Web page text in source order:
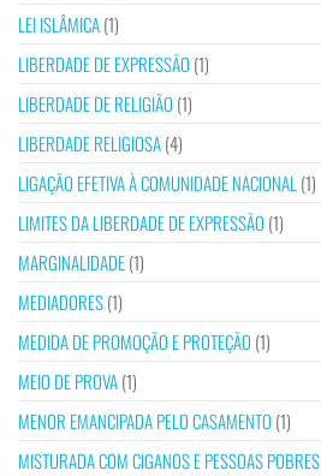
LEI ISLÂMICA(1)
LIBERDADE DE EXPRESSÃO (1)
LIBERDADE DE RELIGIÃO (1)
LIBERDADE RELIGIOSA(4)
LIGAÇÃO EFETIVA À COMUNIDADE NACIONAL (1)
LIMITES DA LIBERDADE DE EXPRESSÃO (1)
MARGINALIDADE(1)
MEDIADORES(1)
MEDIDA DE PROMOÇÃO E PROTEÇÃO (1)
MEIO DE PROVA(1)
MENOR EMANCIPADA PELO CASAMENTO (1)
MISTURADA COM CIGANOS E PESSOAS POBRES